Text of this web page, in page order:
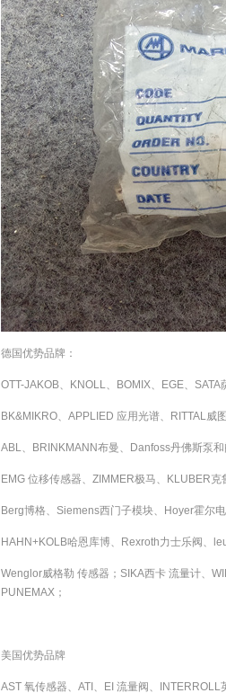
德国优势品牌：
OTT-JAKOB、KNOLL、BOMIX、EGE、
BK&MIKRO、APPLIED 应用光谱、RITTAL威
ABL、BRINKMANN布曼、Danfoss丹佛斯泵
EMG 位移传感器、ZIMMER极马、KLUBER
Berg博格、Siemens西门子模块、Hoyer霍尔
HAHN+KOLB哈恩库博、Rexroth力士乐阀、
Wenglor威格勒 传感器；SIKA西卡 流量计、
PUNEMAX；
美国优势品牌
AST 氧传感器、ATI、EI 流量阀、